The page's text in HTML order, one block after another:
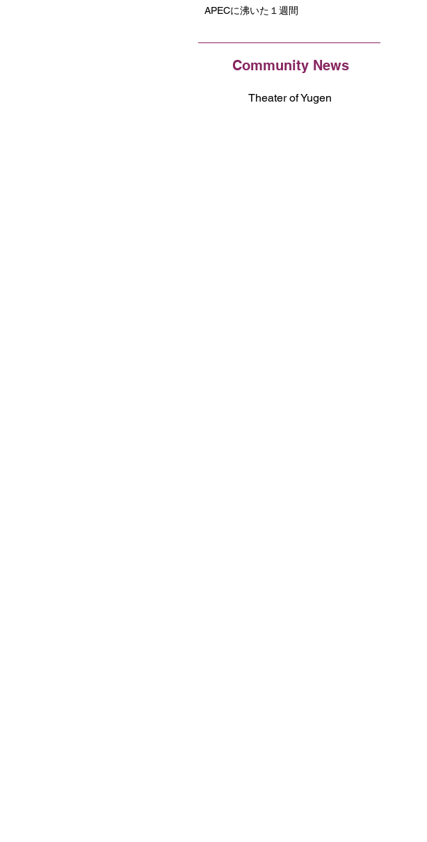
APECに沸いた１週間
Community News
Theater of Yugen